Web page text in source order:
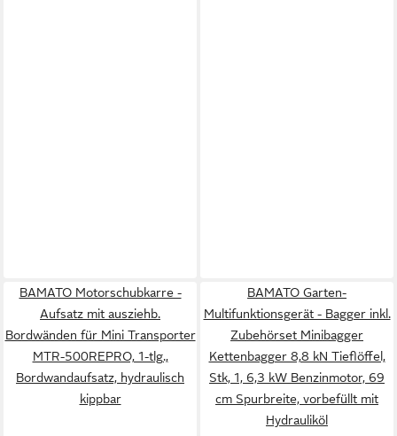
BAMATO Motorschubkarre -
Aufsatz mit ausziehb.
Bordwänden für Mini Transporter
MTR-500REPRO, 1-tlg.,
Bordwandaufsatz, hydraulisch
kippbar
BAMATO Garten-
Multifunktionsgerät - Bagger inkl.
Zubehörset Minibagger
Kettenbagger 8,8 kN Tieflöffel,
Stk, 1, 6,3 kW Benzinmotor, 69
cm Spurbreite, vorbefüllt mit
Hydrauliköl